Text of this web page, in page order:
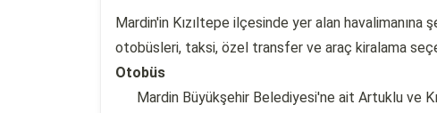
Mardin'in Kızıltepe ilçesinde yer alan
otobüsleri, taksi, özel transfer ve araç kiralama
Otobüs
Mardin Büyükşehir Belediyesi'ne ait Artuklu ve